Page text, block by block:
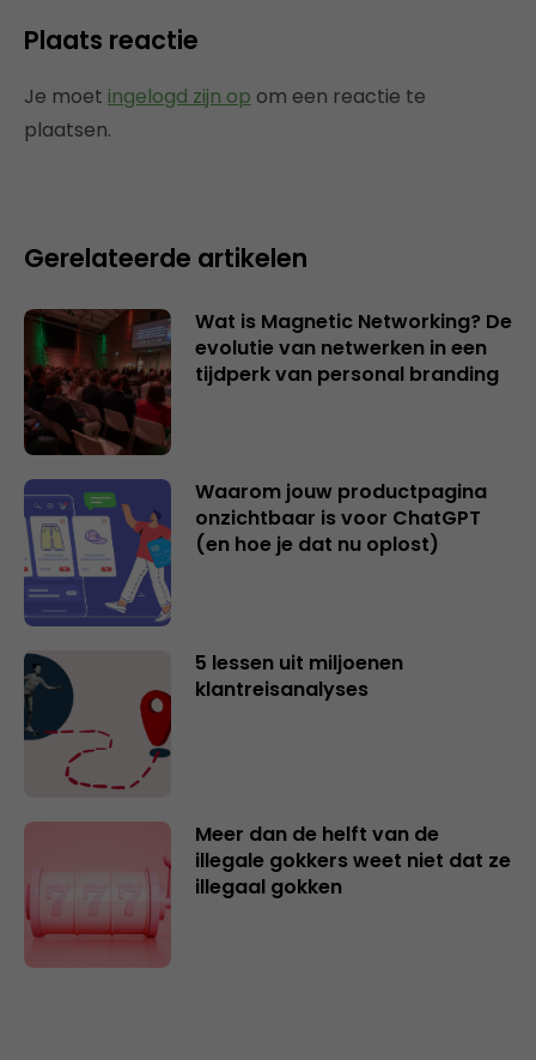
Plaats reactie
Je moet ingelogd zijn op om een reactie te
plaatsen.
Gerelateerde artikelen
Wat is Magnetic Networking? De
evolutie van netwerken in een
tijdperk van personal branding
Waarom jouw productpagina
onzichtbaar is voor ChatGPT
(en hoe je dat nu oplost)
5 lessen uit miljoenen
klantreisanalyses
Meer dan de helft van de
illegale gokkers weet niet dat ze
illegaal gokken